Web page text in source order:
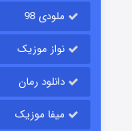
ملودی 98
نواز موزیک
دانلود رمان
میفا موزیک